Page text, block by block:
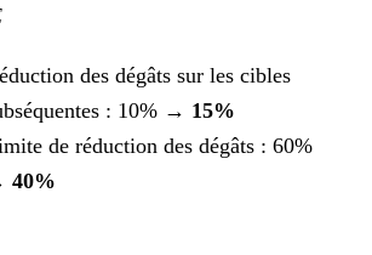
des dégâts sur les cibles
: 10% → 15%
de réduction des dégâts : 60%
40%